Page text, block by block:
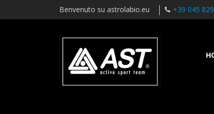
Benvenuto su astrolabio.eu +39 045